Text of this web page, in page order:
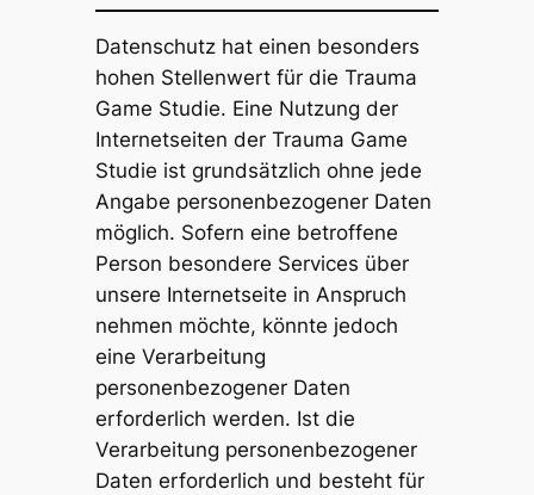
Datenschutz hat einen besonders
hohen Stellenwert für die Trauma
Game Studie. Eine Nutzung der
Internetseiten der Trauma Game
Studie ist grundsätzlich ohne jede
Angabe personenbezogener Daten
möglich. Sofern eine betroffene
Person besondere Services über
unsere Internetseite in Anspruch
nehmen möchte, könnte jedoch
eine Verarbeitung
personenbezogener Daten
erforderlich werden. Ist die
Verarbeitung personenbezogener
Daten erforderlich und besteht für